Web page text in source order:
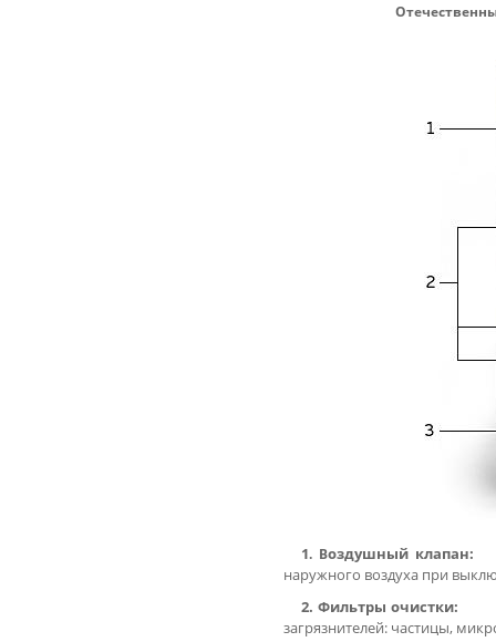
1. Воздушный
наружного воздуха при
2. Фильтры
загрязнителей: частицы,